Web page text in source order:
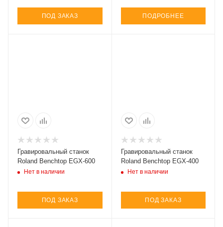
ПОД ЗАКАЗ ПОДРОБНЕЕ
Гравировальный станок
Roland Benchtop EGX-600
Нет в наличии
ПОД ЗАКАЗ
Гравировальный станок
Roland Benchtop EGX-400
Нет в наличии
ПОД ЗАКАЗ